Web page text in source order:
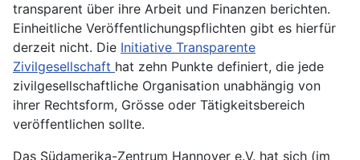
transparent über ihre Arbeit und Finanzen berichten.
Einheitliche Veröffentlichungspflichten gibt es hierfür
derzeit nicht. Die Initiative Transparente
Zivilgesellschaft hat zehn Punkte definiert, die jede
zivilgesellschaftliche Organisation unabhängig von
ihrer Rechtsform, Grösse oder Tätigkeitsbereich
veröffentlichen sollte.
Das Südamerika-Zentrum Hannover e.V. hat sich (im